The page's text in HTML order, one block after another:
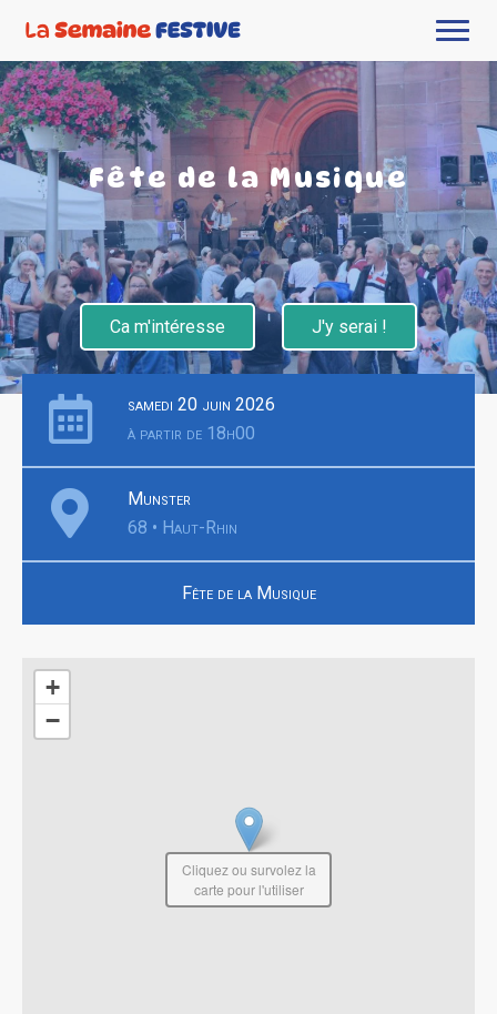
Fête de la Musique
Ca m'intéresse J'y serai !
samedi 20 juin 2026
à partir de 18h00
Munster
68 • Haut-Rhin
Fête de la Musique
+
−
Cliquez ou survolez la
carte pour l'utiliser